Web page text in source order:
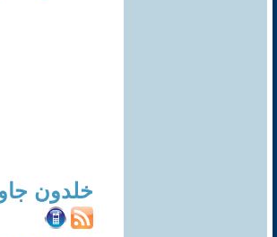
خلدون